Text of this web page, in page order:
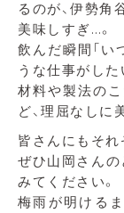
るのが、伊勢角
美味しすぎ…。
飲んだ瞬間「い
うな仕事がした
材料や製法の
ど、理屈なしに
皆さんにもそれ
ぜひ山岡さんの
みてください。
梅雨が明ける